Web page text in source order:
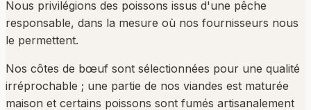
Nous privilégions des poissons issus d'une pêche
responsable, dans la mesure où nos fournisseurs nous
le permettent.
Nos côtes de bœuf sont sélectionnées pour une qualité
irréprochable ; une partie de nos viandes est maturée
maison et certains poissons sont fumés artisanalement